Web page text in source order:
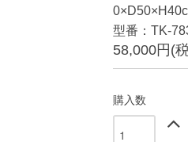
型番：TK-
58,000円(
購入数